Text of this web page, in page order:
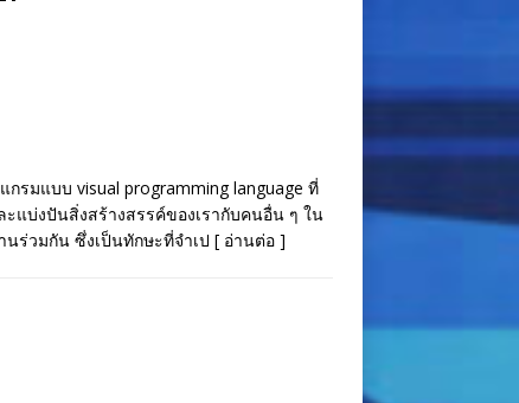
รมแบบ visual programming language ที่
แบ่งปันสิ่งสร้างสรรค์ของเรากับคนอื่น ๆ ใน
นร่วมกัน ซึ่งเป็นทักษะที่จำเป [ อ่านต่อ ]